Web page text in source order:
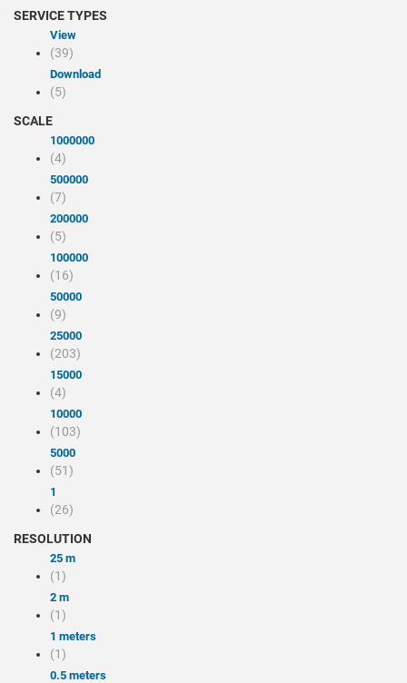
SERVICE TYPES
view
(39)
Download
(5)
SCALE
1000000
(4)
500000
(7)
200000
(5)
100000
(16)
50000
(9)
25000
(203)
15000
(4)
10000
(103)
5000
(51)
1
(26)
RESOLUTION
25 m
(1)
2 m
(1)
1 meters
(1)
0.5 meters